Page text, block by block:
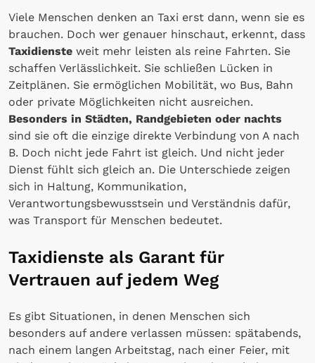
Viele Menschen denken an Taxi erst dann, wenn sie es
brauchen. Doch wer genauer hinschaut, erkennt, dass
Taxidienste weit mehr leisten als reine Fahrten. Sie
schaffen Verlässlichkeit. Sie schließen Lücken in
Zeitplänen. Sie ermöglichen Mobilität, wo Bus, Bahn
oder private Möglichkeiten nicht ausreichen.
Besonders in Städten, Randgebieten oder nachts
sind sie oft die einzige direkte Verbindung von A nach
B. Doch nicht jede Fahrt ist gleich. Und nicht jeder
Dienst fühlt sich gleich an. Die Unterschiede zeigen
sich in Haltung, Kommunikation,
Verantwortungsbewusstsein und Verständnis dafür,
was Transport für Menschen bedeutet.
Taxidienste als Garant für
Vertrauen auf jedem Weg
Es gibt Situationen, in denen Menschen sich
besonders auf andere verlassen müssen: spätabends,
nach einem langen Arbeitstag, nach einer Feier, mit